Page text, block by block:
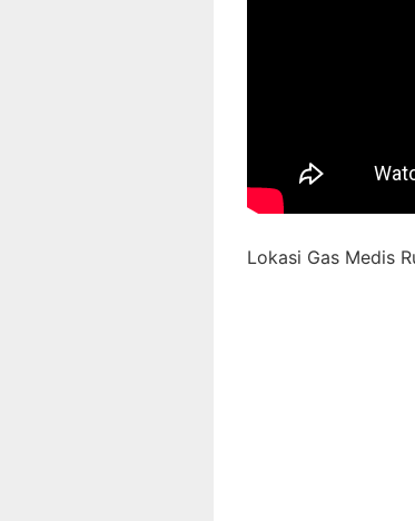
Lokasi Gas Medis